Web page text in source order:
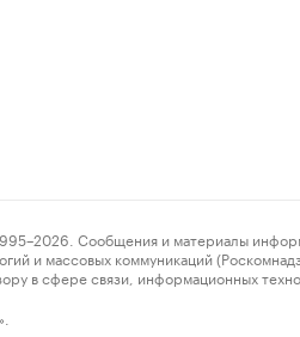
Сообщения и материалы
и массовых коммуникаций
в сфере связи, информационных